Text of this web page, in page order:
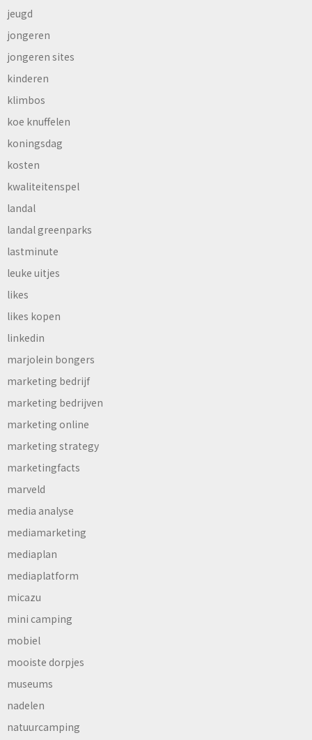
jeugd
jongeren
jongeren sites
kinderen
klimbos
koe knuffelen
koningsdag
kosten
kwaliteitenspel
landal
landal greenparks
lastminute
leuke uitjes
likes
likes kopen
linkedin
marjolein bongers
marketing bedrijf
marketing bedrijven
marketing online
marketing strategy
marketingfacts
marveld
media analyse
mediamarketing
mediaplan
mediaplatform
micazu
mini camping
mobiel
mooiste dorpjes
museums
nadelen
natuurcamping